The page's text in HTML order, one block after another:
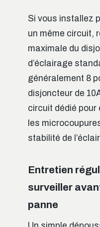
Si vous installez
un même circuit,
maximale du
d’éclairage
généralement 8
disjoncteur de
circuit dédié
les
stabilité de
Entretien
surveiller
panne